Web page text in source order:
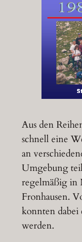
Aus den
schnell eine
an
Umgebung
regelmäßig in
Fronhausen.
konnten dabei
werden.